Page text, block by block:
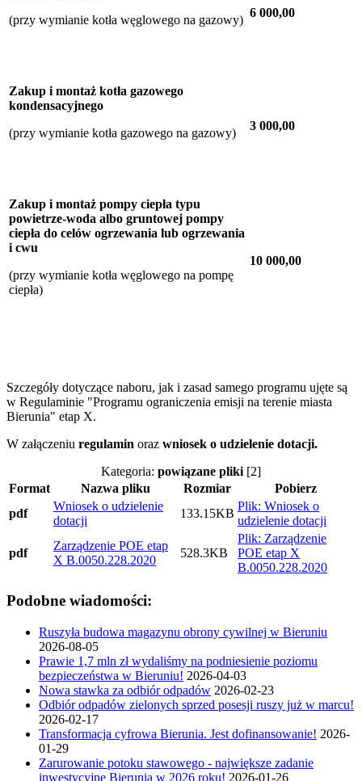
(przy wymianie kotła węglowego na gazowy)
6 000,00
Zakup i montaż kotła gazowego
kondensacyjnego
(przy wymianie kotła gazowego na gazowy)
3 000,00
Zakup i montaż pompy ciepła typu
powietrze-woda albo gruntowej pompy
ciepła do celów ogrzewania lub ogrzewania
i cwu
(przy wymianie kotła węglowego na pompę
ciepła)
10 000,00
Szczegóły dotyczące naboru, jak i zasad samego programu ujęte są
w Regulaminie "Programu ograniczenia emisji na terenie miasta
Bierunia" etap X.
W załączeniu regulamin oraz wniosek o udzielenie dotacji.
Kategoria: powiązane pliki [2]
Format
Nazwa pliku Rozmiar
Pobierz
pdf
Wniosek o udzielenie
dotacji
133.15KB
Plik: Wniosek o
udzielenie dotacji
pdf
Zarządzenie POE etap
X B.0050.228.2020
528.3KB
Plik: Zarządzenie
POE etap X
B.0050.228.2020
Podobne wiadomości:
Ruszyła budowa magazynu obrony cywilnej w Bieruniu
2026-08-05
Prawie 1,7 mln zł wydaliśmy na podniesienie poziomu
bezpieczeństwa w Bieruniu! 2026-04-03
Nowa stawka za odbiór odpadów 2026-02-23
Odbiór odpadów zielonych sprzed posesji ruszy już w marcu!
2026-02-17
Transformacja cyfrowa Bierunia. Jest dofinansowanie! 2026-
01-29
Zarurowanie potoku stawowego - największe zadanie
inwestycyjne Bierunia w 2026 roku! 2026-01-26